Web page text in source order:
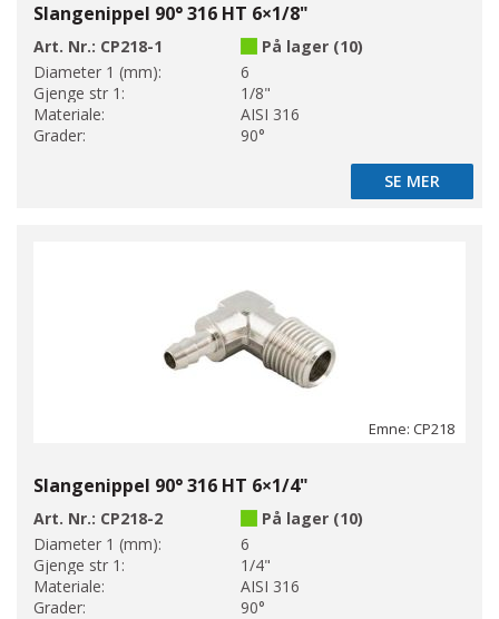
Slangenippel 90° 316 HT 6×1/8"
Art. Nr.: CP218-1
På lager (10)
Diameter 1 (mm):
6
Gjenge str 1:
1/8"
Materiale:
AISI 316
Grader:
90°
SE MER
SE MER
Emne: CP218
Slangenippel 90° 316 HT 6×1/4"
Art. Nr.: CP218-2
På lager (10)
Diameter 1 (mm):
6
Gjenge str 1:
1/4"
Materiale:
AISI 316
Grader:
90°